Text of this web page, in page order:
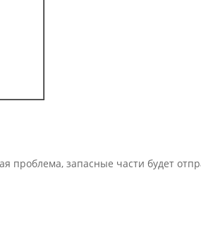
проблема, запасные части будет